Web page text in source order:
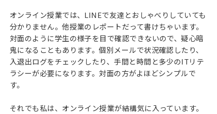
オンライン授業では、LINEで友達とおしゃべりしていても
分かりません。他授業のレポートだって書けちゃいます。
対面のように学生の様子を目で確認できないので、疑心暗
鬼になることもあります。個別メールで状況確認したり、
入退出ログをチェックしたり、手間と時間と多少のITリテ
ラシーが必要になります。対面の方がよほどシンプルで
す。
それでも私は、オンライン授業が結構気に入っています。